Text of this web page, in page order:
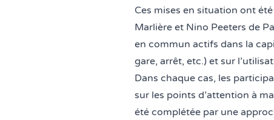
Ces mises en situation ont
Marlière et Nino Peeters de
en commun actifs dans la
gare, arrêt, etc.) et sur
Dans chaque cas, les
sur les points d’attention à
été complétée par une